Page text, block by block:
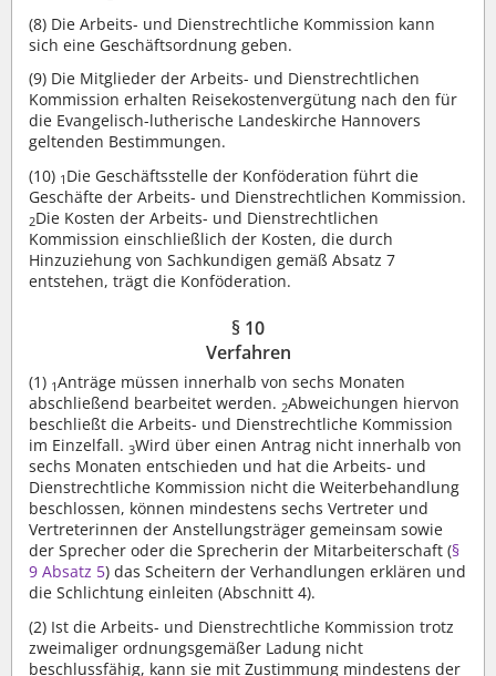
(8) Die Arbeits- und Dienstrechtliche Kommission kann
sich eine Geschäftsordnung geben.
(9) Die Mitglieder der Arbeits- und Dienstrechtlichen
Kommission erhalten Reisekostenvergütung nach den für
die Evangelisch-lutherische Landeskirche Hannovers
geltenden Bestimmungen.
(10) 1 Die Geschäftsstelle der Konföderation führt die
Geschäfte der Arbeits- und Dienstrechtlichen Kommission.
2Die Kosten der Arbeits- und Dienstrechtlichen
Kommission einschließlich der Kosten, die durch
Hinzuziehung von Sachkundigen gemäß Absatz 7
entstehen, trägt die Konföderation.
§ 10
Verfahren
(1) 1Anträge müssen innerhalb von sechs Monaten
abschließend bearbeitet werden. 2Abweichungen hiervon
beschließt die Arbeits- und Dienstrechtliche Kommission
im Einzelfall. 3Wird über einen Antrag nicht innerhalb von
sechs Monaten entschieden und hat die Arbeits- und
Dienstrechtliche Kommission nicht die Weiterbehandlung
beschlossen, können mindestens sechs Vertreter und
Vertreterinnen der Anstellungsträger gemeinsam sowie
der Sprecher oder die Sprecherin der Mitarbeiterschaft (§
9 Absatz 5) das Scheitern der Verhandlungen erklären und
die Schlichtung einleiten (Abschnitt 4).
(2) Ist die Arbeits- und Dienstrechtliche Kommission trotz
zweimaliger ordnungsgemäßer Ladung nicht
beschlussfähig, kann sie mit Zustimmung mindestens der